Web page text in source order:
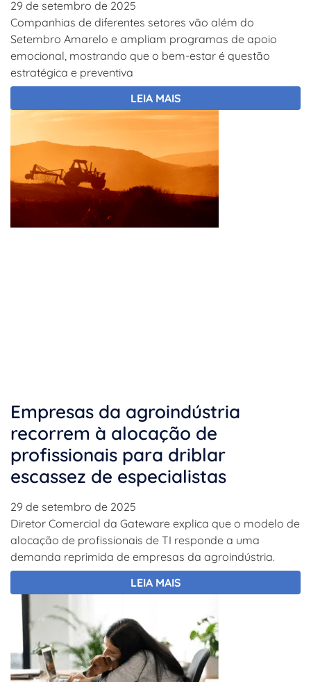
29 de setembro de 2025
Companhias de diferentes setores vão além do
Setembro Amarelo e ampliam programas de apoio
emocional, mostrando que o bem-estar é questão
estratégica e preventiva
LEIA MAIS
Empresas da agroindústria
recorrem à alocação de
profissionais para driblar
escassez de especialistas
29 de setembro de 2025
Diretor Comercial da Gateware explica que o modelo de
alocação de profissionais de TI responde a uma
demanda reprimida de empresas da agroindústria.
LEIA MAIS